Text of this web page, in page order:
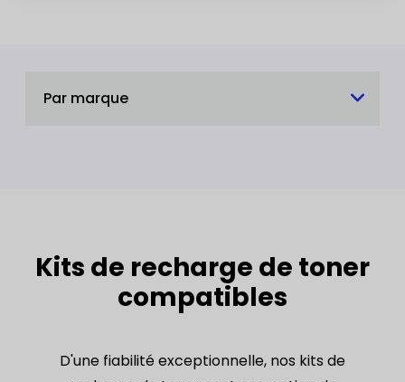
Par marque
Kits de recharge de toner
compatibles
D'une fiabilité exceptionnelle, nos kits de